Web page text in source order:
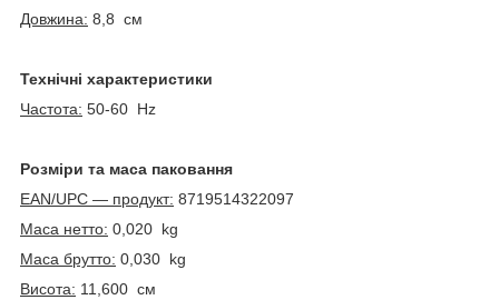
Довжина: 8,8 см
Технічні характеристики
Частота: 50-60 Hz
Розміри та маса паковання
EAN/UPC — продукт: 8719514322097
Маса нетто: 0,020 kg
Маса брутто: 0,030 kg
Висота: 11,600 см